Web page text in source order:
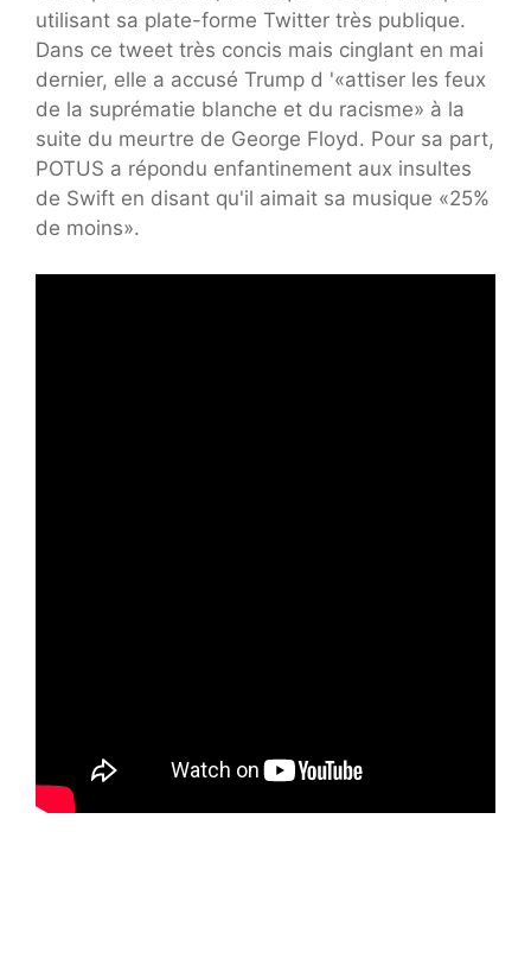
utilisant sa plate-forme Twitter très publique.
Dans ce tweet très concis mais cinglant en mai
dernier, elle a accusé Trump d '«attiser les feux
de la suprématie blanche et du racisme» à la
suite du meurtre de George Floyd. Pour sa part,
POTUS a répondu enfantinement aux insultes
de Swift en disant qu'il aimait sa musique «25%
de moins».